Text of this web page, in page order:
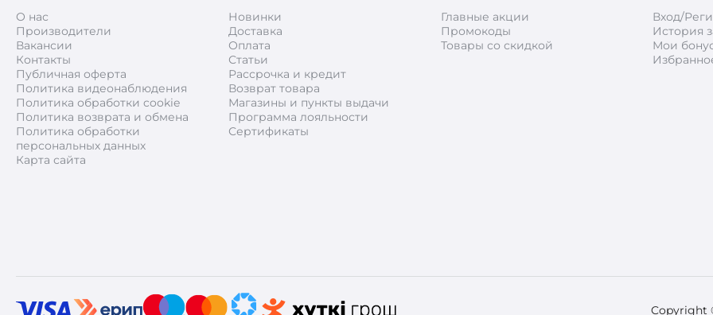
О нас
Производители
Вакансии
Контакты
Публичная оферта
Политика видеонаблюдения
Политика обработки cookie
Политика возврата и обмена
Политика обработки
персональных данных
Карта сайта
Новинки
Доставка
Оплата
Статьи
Рассрочка и кредит
Возврат товара
Магазины и пункты выдачи
Программа лояльности
Сертификаты
Главные акции
Промокоды
Товары со скидкой
Вход/
История
Мои
Copyright